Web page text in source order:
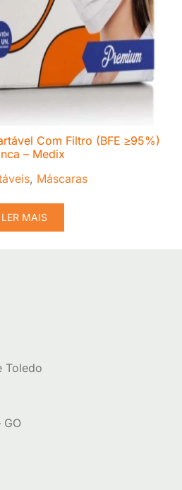
Com Filtro (BFE ≥95%)
– Medix
, Máscaras
LER MAIS
Toledo
GO